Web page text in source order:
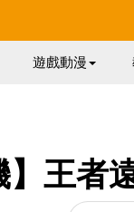
遊戲動漫
】王者